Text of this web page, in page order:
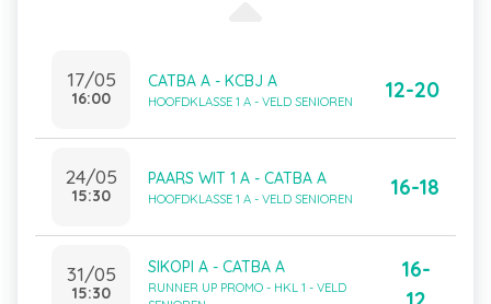
17/05
16:00
CATBA A - KCBJ A
HOOFDKLASSE 1 A - VELD SENIOREN 12-20
24/05
15:30
PAARS WIT 1 A - CATBA A
HOOFDKLASSE 1 A - VELD SENIOREN 16-18
31/05
15:30
SIKOPI A - CATBA A
RUNNER UP PROMO - HKL 1 - VELD
16-